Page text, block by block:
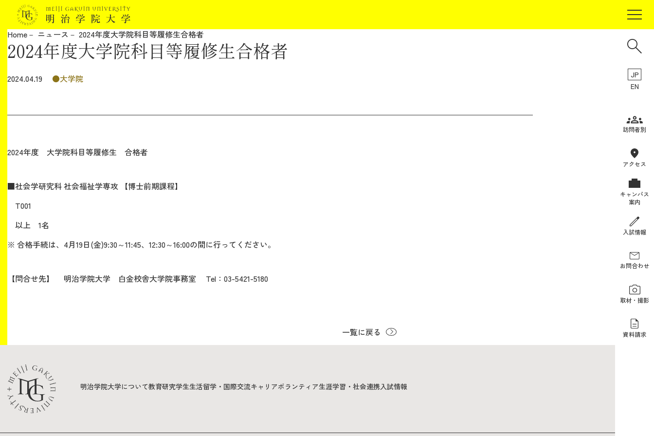
JP
EN
訪問者別
アクセス
キャンパス
案内
入試情報
お問合わせ
取材・撮影
資料請求
明治学院大学について
教育
キャリア
生涯学習・社会連携
2026年9月入学者向け 新入生サイト
MGグッズ オンラインショップ
（外部サイト）
Home ニュース 2024年度大学院科目等履修生合格者
2024年度大学院科目等履修生合格者
2024.04.19 大学院
2024年度 大学院科目等履修生 合格者
■社会学研究科 社会福祉学専攻 【博士前期課程】
T001
以上 1名
※ 合格手続は、4月19日(金)9:30～11:45、12:30～16:00の間に行ってください。
【問合せ先】 明治学院大学 白金校舎大学院事務室 Tel：03-5421-5180
一覧に戻る
明治学院大学について教育研究学生生活留学・国際交流キャリアボランティア生涯学習・社会連携入試情報